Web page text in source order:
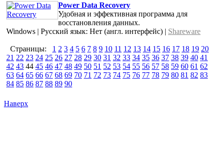
Power Data Recovery
Удобная и эффективная программа для
восстановления данных.
Windows | Русский язык: Нет (англ. интерфейс) | Shareware
Страницы: 1 2 3 4 5 6 7 8 9 10 11 12 13 14 15 16 17 18 19 20
21 22 23 24 25 26 27 28 29 30 31 32 33 34 35 36 37 38 39 40 41
42 43 44 45 46 47 48 49 50 51 52 53 54 55 56 57 58 59 60 61 62
63 64 65 66 67 68 69 70 71 72 73 74 75 76 77 78 79 80 81 82 83
84 85 86 87 88 89 90
Наверх